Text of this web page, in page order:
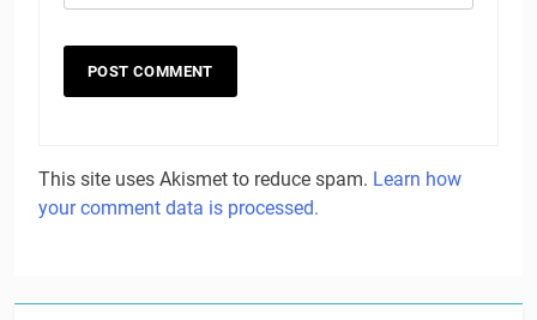
This site uses Akismet to reduce spam. Learn how
your comment data is processed.